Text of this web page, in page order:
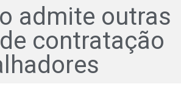
admite outras
contratação